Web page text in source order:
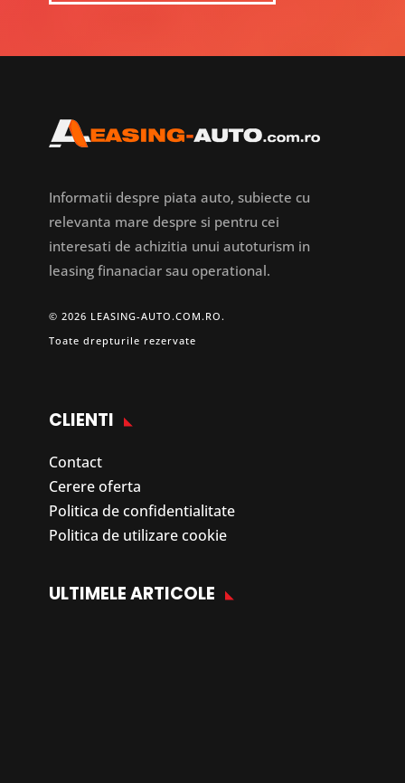
Informatii despre piata auto, subiecte cu
relevanta mare despre si pentru cei
interesati de achizitia unui autoturism in
leasing finanaciar sau operational.
© 2026 LEASING-AUTO.COM.RO.
Toate drepturile rezervate
CLIENTI
Contact
Cerere oferta
Politica de confidentialitate
Politica de utilizare cookie
ULTIMELE ARTICOLE